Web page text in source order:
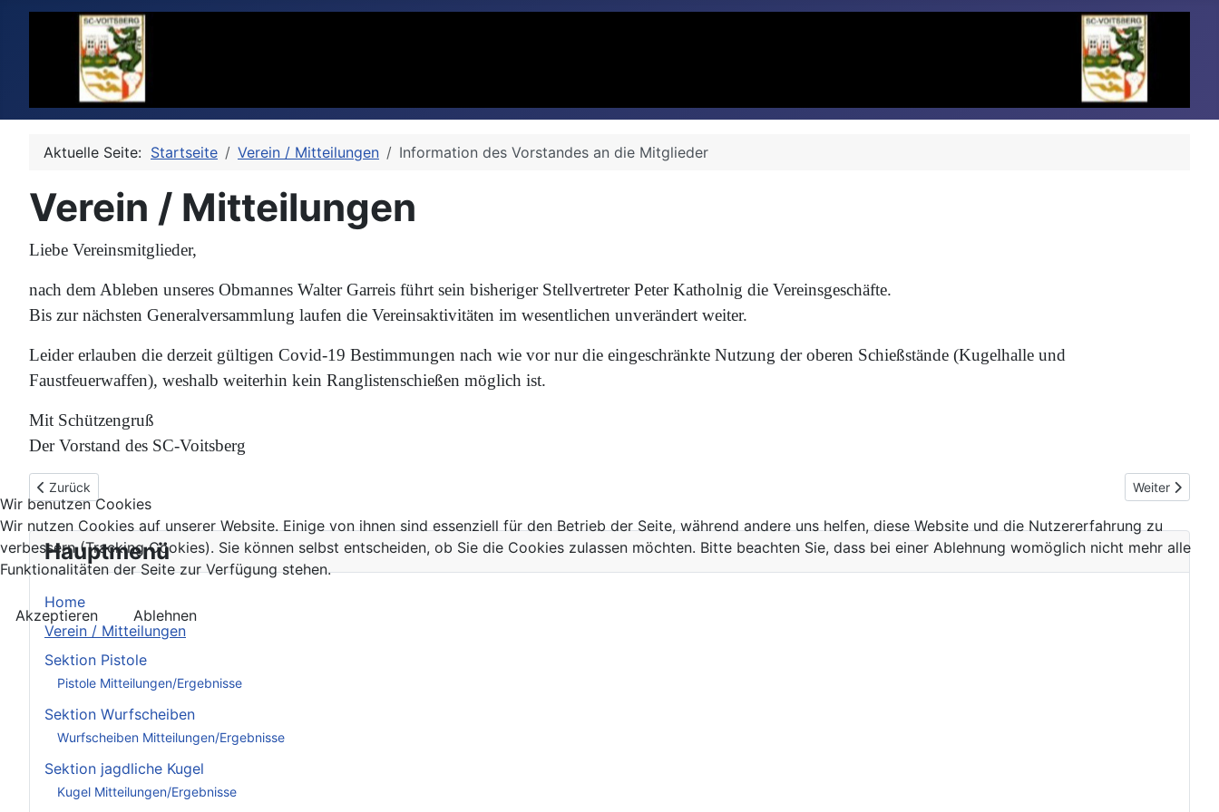
Hauptmenü
Home
Verein / Mitteilungen
Sektion Pistole
Pistole Mitteilungen/Ergebnisse
Sektion Wurfscheiben
Wurfscheiben Mitteilungen/Ergebnisse
Sektion jagdliche Kugel
Kugel Mitteilungen/Ergebnisse
Aktuelle Seite: Startseite Verein / Mitteilungen Information des Vorstandes an die Mitglieder
Verein / Mitteilungen
Liebe Vereinsmitglieder,
nach dem Ableben unseres Obmannes Walter Garreis führt sein bisheriger Stellvertreter Peter Katholnig die Vereinsgeschäfte.
Bis zur nächsten Generalversammlung laufen die Vereinsaktivitäten im wesentlichen unverändert weiter.
Leider erlauben die derzeit gültigen Covid-19 Bestimmungen nach wie vor nur die eingeschränkte Nutzung der oberen Schießstände (Kugelhalle und
Faustfeuerwaffen), weshalb weiterhin kein Ranglistenschießen möglich ist.
Mit Schützengruß
Der Vorstand des SC-Voitsberg
Vorheriger Beitrag: Einladung Jahreshauptversammlung 2021
Zurück Nächster
Weiter
Wir benutzen Cookies
Wir nutzen Cookies auf unserer Website. Einige von ihnen sind essenziell für den Betrieb der Seite, während andere uns helfen, diese Website und die Nutzererfahrung zu
verbessern (Tracking Cookies). Sie können selbst entscheiden, ob Sie die Cookies zulassen möchten. Bitte beachten Sie, dass bei einer Ablehnung womöglich nicht mehr alle
Funktionalitäten der Seite zur Verfügung stehen.
Akzeptieren Ablehnen